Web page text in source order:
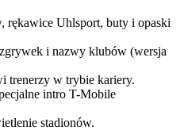
rękawice Uhlsport, buty i opaski
i nazwy klubów (wersja
trenerzy w trybie kariery.
intro T-Mobile
stadionów.